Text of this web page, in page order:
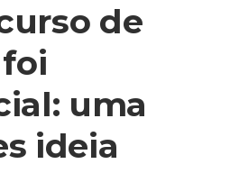
de
uma
ideia